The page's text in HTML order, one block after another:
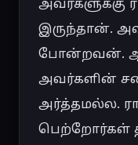
அவர்களுக்கு
இருந்தான்.
போன்றவன்.
அவர்களின்
அர்த்தமல்ல.
பெற்றோர்கள்